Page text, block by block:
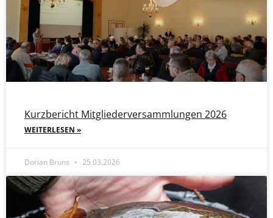
Kurzbericht Mitgliederversammlungen 2026
WEITERLESEN »
Dorian Bruns 25.03.2026